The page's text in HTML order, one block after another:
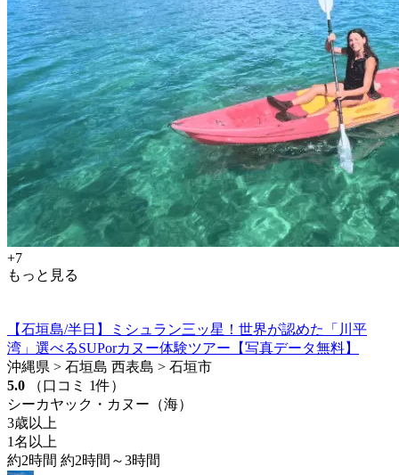
+7
もっと見る
【石垣島/半日】ミシュラン三ッ星！世界が認めた「川平
湾」選べるSUPorカヌー体験ツアー【写真データ無料】
沖縄県 > 石垣島 西表島 > 石垣市
5.0
（口コミ 1件）
シーカヤック・カヌー（海）
3歳以上
1名以上
約2時間 約2時間～3時間